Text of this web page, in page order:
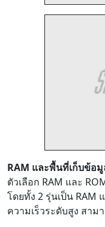
RAM และพื้นที่เก็บข้อ
ตัวเลือก RAM และ
โดยทั้ง 2 รุ่นเป็น RAM
ความเร็วระดับสูง สาม